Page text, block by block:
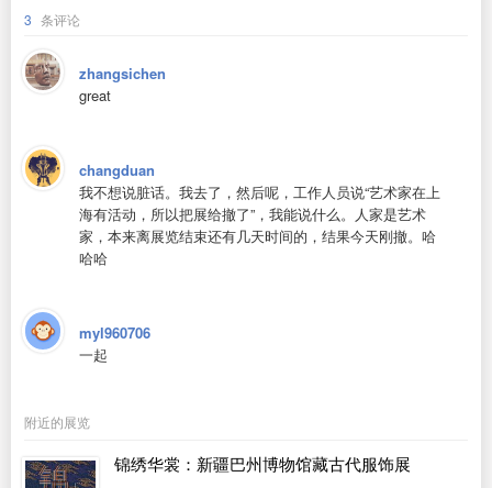
3 条评论
zhangsichen
great
changduan
我不想说脏话。我去了，然后呢，工作人员说“艺术家在上
海有活动，所以把展给撤了”，我能说什么。人家是艺术
家，本来离展览结束还有几天时间的，结果今天刚撤。哈
哈哈
myl960706
一起
附近的展览
锦绣华裳：新疆巴州博物馆藏古代服饰展